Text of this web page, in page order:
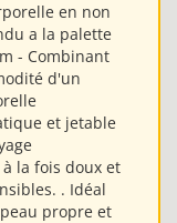
en non
a la palette
- Combinant
d'un
et jetable
la fois doux et
. Idéal
propre et